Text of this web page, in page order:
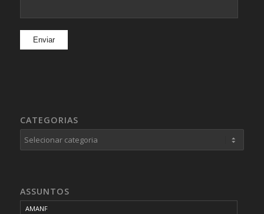
CATEGORIAS
Categorias
ASSUNTOS
AMANF